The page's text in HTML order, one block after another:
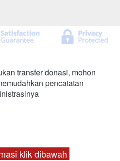
pencatatan
klik dibawah